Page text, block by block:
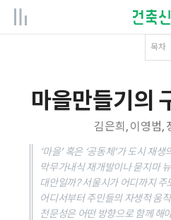
목차
마을만들기의
김은희, 이영범,
‘마을’ 혹은 ‘공동체’가 도시 재
막무가내식 재개발이나 묻지마
대안일까? 서울시가 어디까지
어디서부터 주민들의 자생적 움
전문성은 어떤 방향으로 함께 해